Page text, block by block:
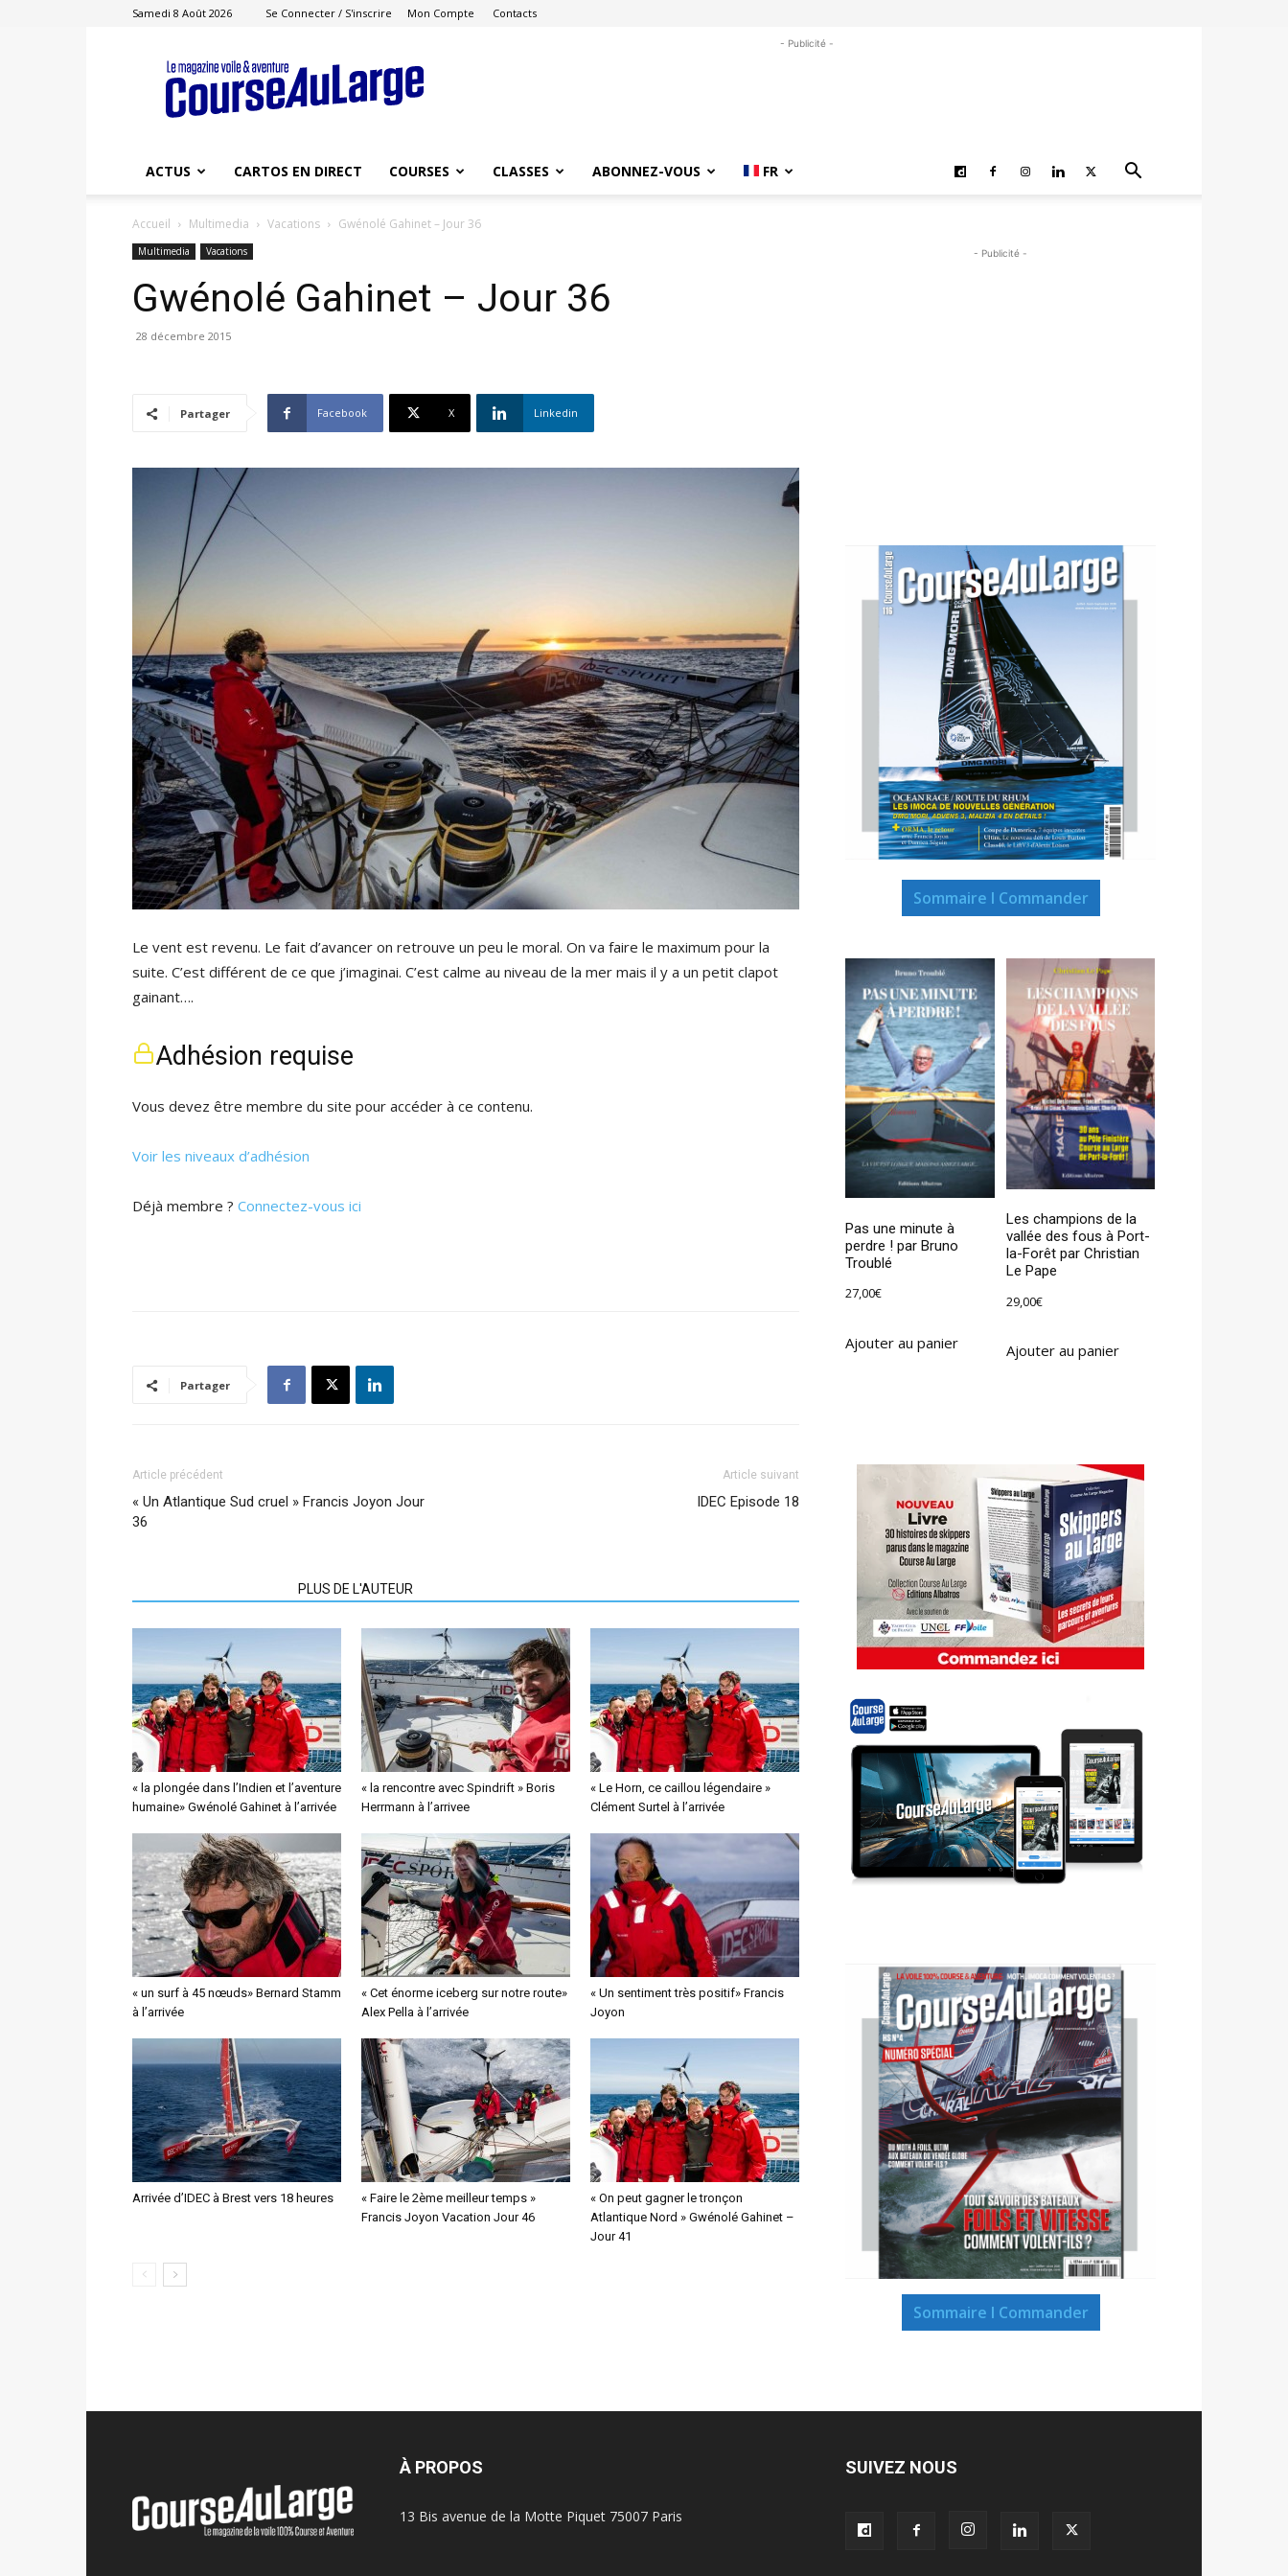
Samedi 8 Août 2026 Se Connecter / S'inscrire Mon Compte Contacts
Course
au
Large
- Publicité -
ACTUS CARTOS EN DIRECT COURSES CLASSES ABONNEZ-VOUS FR
Accueil Multimedia Vacations Gwénolé Gahinet – Jour 36
Multimedia Vacations
Gwénolé Gahinet – Jour 36
28 décembre 2015
Partager Facebook X Linkedin
Le vent est revenu. Le fait d’avancer on retrouve un peu le moral. On va faire le maximum pour la
suite. C’est différent de ce que j’imaginai. C’est calme au niveau de la mer mais il y a un petit clapot
gainant….
Adhésion requise
Vous devez être membre du site pour accéder à ce contenu.
Voir les niveaux d’adhésion
Déjà membre ? Connectez-vous ici
Partager
Article précédent
« Un Atlantique Sud cruel » Francis Joyon Jour
36
Article suivant
IDEC Episode 18
PLUS DE L'AUTEUR
« la plongée dans l’Indien et l’aventure
humaine» Gwénolé Gahinet à l’arrivée
« la rencontre avec Spindrift » Boris
Herrmann à l’arrivee
« Le Horn, ce caillou légendaire »
Clément Surtel à l’arrivée
« un surf à 45 nœuds» Bernard Stamm
à l’arrivée
« Cet énorme iceberg sur notre route»
Alex Pella à l’arrivée
« Un sentiment très positif» Francis
Joyon
Arrivée d’IDEC à Brest vers 18 heures
« Faire le 2ème meilleur temps »
Francis Joyon Vacation Jour 46
« On peut gagner le tronçon
Atlantique Nord » Gwénolé Gahinet –
Jour 41
- Publicité -
Sommaire I Commander
Pas une minute à
perdre ! par Bruno
Troublé
27,00€
Ajouter au panier
Les champions de la
vallée des fous à Port-
la-Forêt par Christian
Le Pape
29,00€
Ajouter au panier
Sommaire I Commander
À PROPOS
13 Bis avenue de la Motte Piquet 75007 Paris
SUIVEZ NOUS